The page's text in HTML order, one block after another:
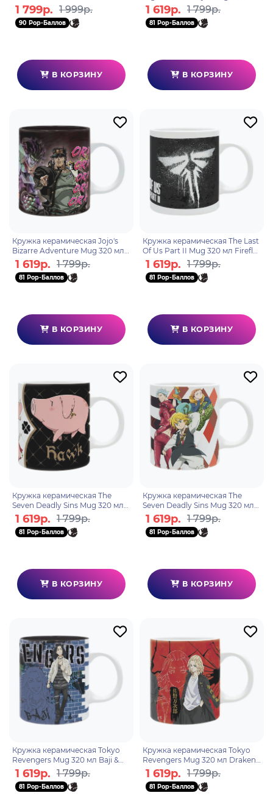
1 799р. 1 999р.
90 Pop-Баллов
В КОРЗИНУ
Sisters subli MG2052
1 619р. 1 799р.
81 Pop-Баллов
В КОРЗИНУ
Кружка керамическая Jojo's
Bizarre Adventure Mug 320 мл
Duel subli ABYMUG490
1 619р. 1 799р.
81 Pop-Баллов
В КОРЗИНУ
Кружка керамическая The Last
Of Us Part II Mug 320 мл Firefly
subli box MG2829
1 619р. 1 799р.
81 Pop-Баллов
В КОРЗИНУ
Кружка керамическая The
Seven Deadly Sins Mug 320 мл
Hawk subli with ABYMUGA061
1 619р. 1 799р.
81 Pop-Баллов
В КОРЗИНУ
Кружка керамическая The
Seven Deadly Sins Mug 320 мл
Meliodas,Ban & King
ABYMUGA208
1 619р. 1 799р.
81 Pop-Баллов
В КОРЗИНУ
Кружка керамическая Tokyo
Revengers Mug 320 мл Baji &
Chifuyu subli x2 ABYMUGA357
1 619р. 1 799р.
81 Pop-Баллов
Кружка керамическая Tokyo
Revengers Mug 320 мл Draken,
Takemichi & Mikey
ABYMUGA358
1 619р. 1 799р.
81 Pop-Баллов